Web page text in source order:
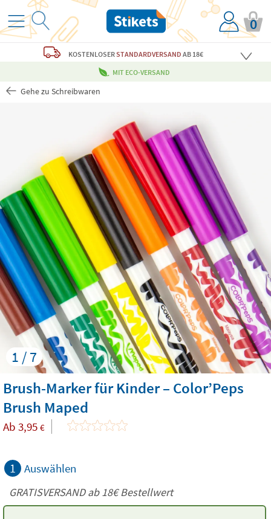
0
KOSTENLOSERSTANDARDVERSAND AB 18€
MIT ECO-VERSAND
Gehe zu Schreibwaren
1 / 7
Brush-Marker für Kinder – Color’Peps
Brush Maped
Ab 3,95 €
1 Auswählen
GRATISVERSAND ab18€Bestellwert